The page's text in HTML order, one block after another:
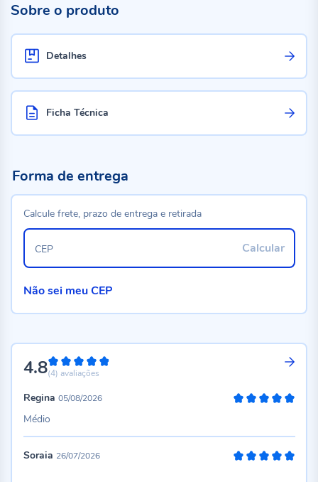
Sobre o produto
Detalhes
Ficha Técnica
4.896%
(4) avaliações
Regina 05/08/2026
Médio
Soraia 26/07/2026
Forma de entrega
Calcule frete, prazo de entrega e retirada
Calcular
CEP
Não sei meu CEP